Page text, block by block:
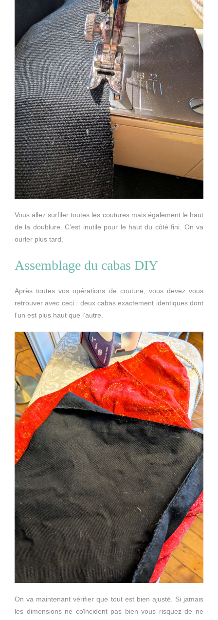
Vous allez surfiler toutes les coutures mais également le haut
de la doublure. C’est inutile pour le haut du côté fini. On va
ourler plus tard.
Assemblage du cabas DIY
Après toutes vos opérations de couture, vous devez vous
retrouver avec ceci : deux cabas exactement identiques dont
l’un est plus haut que l’autre.
On va maintenant vérifier que tout est bien ajusté. Si jamais
les dimensions ne coïncident pas bien vous risquez de ne